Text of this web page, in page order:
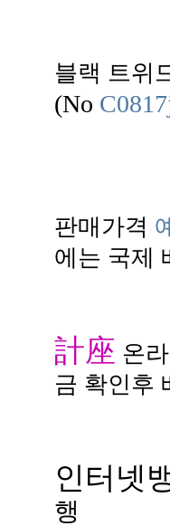
블랙 트위
(No
판매가격
에는 국제
計座 온
금 확인후
인터넷
행